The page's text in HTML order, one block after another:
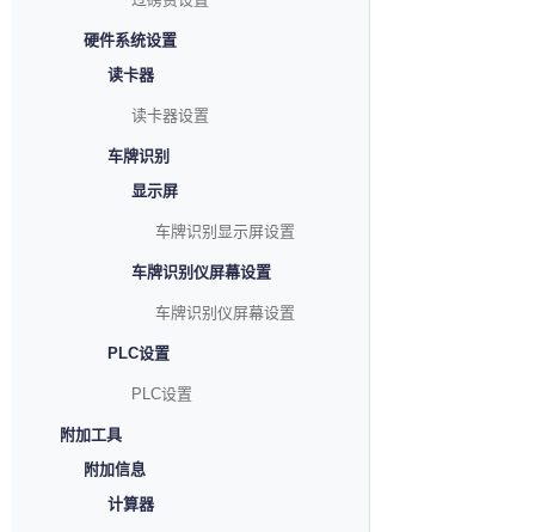
硬件系统设置
读卡器
读卡器设置
车牌识别
显示屏
车牌识别显示屏设置
车牌识别仪屏幕设置
车牌识别仪屏幕设置
PLC设置
PLC设置
附加工具
附加信息
计算器